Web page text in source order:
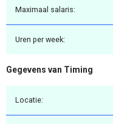
Maximaal salaris:
Uren per week:
Gegevens van Timing
Locatie: